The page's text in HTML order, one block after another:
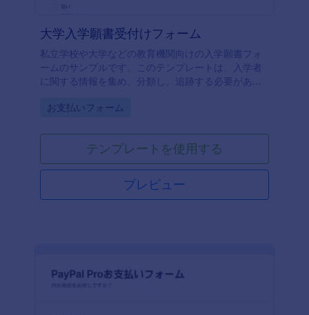
大学入学願書受付けフォーム
私立学校や大学などの教育機関向けの入学願書フォ
ームのサンプルです。このテンプレートは、入学者
に関する情報を集め、分類し、追跡する必要がある
尋ねると同時に、出願費用を受け取ることができ、
つながります。
Go to Category:
お支払いフォーム
テンプレートを使用する
プレビュー